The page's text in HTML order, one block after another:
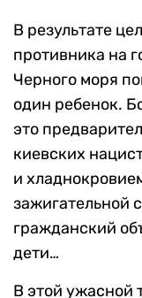
В результате
противника на
Черного моря
один ребенок.
это
киевских
и
зажигательной
гражданский
дети…
В этой ужасной